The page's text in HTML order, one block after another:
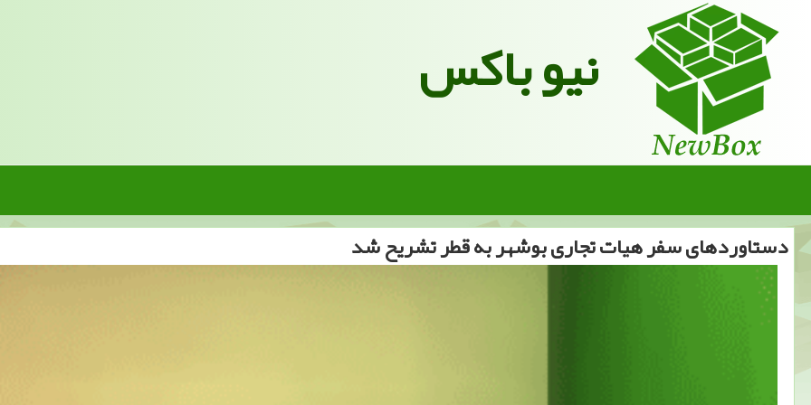
نیو باکس
دستاوردهای سفر هیات تجاری بوشهر به قطر تشریح شد